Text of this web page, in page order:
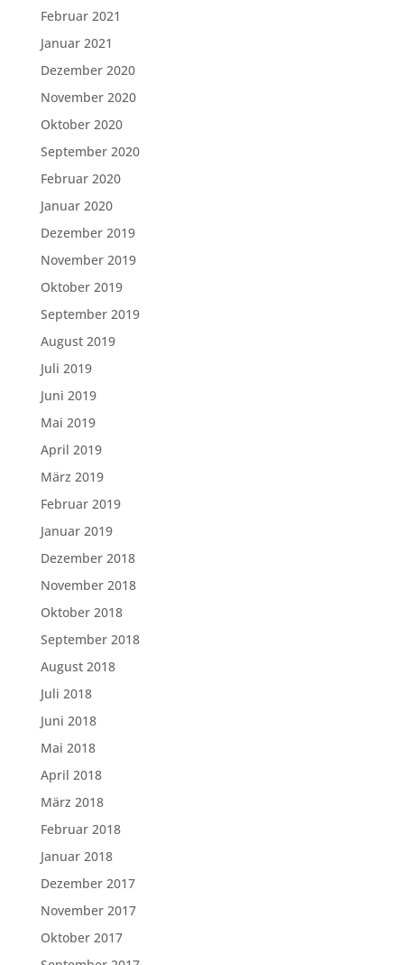
Februar 2021
Januar 2021
Dezember 2020
November 2020
Oktober 2020
September 2020
Februar 2020
Januar 2020
Dezember 2019
November 2019
Oktober 2019
September 2019
August 2019
Juli 2019
Juni 2019
Mai 2019
April 2019
März 2019
Februar 2019
Januar 2019
Dezember 2018
November 2018
Oktober 2018
September 2018
August 2018
Juli 2018
Juni 2018
Mai 2018
April 2018
März 2018
Februar 2018
Januar 2018
Dezember 2017
November 2017
Oktober 2017